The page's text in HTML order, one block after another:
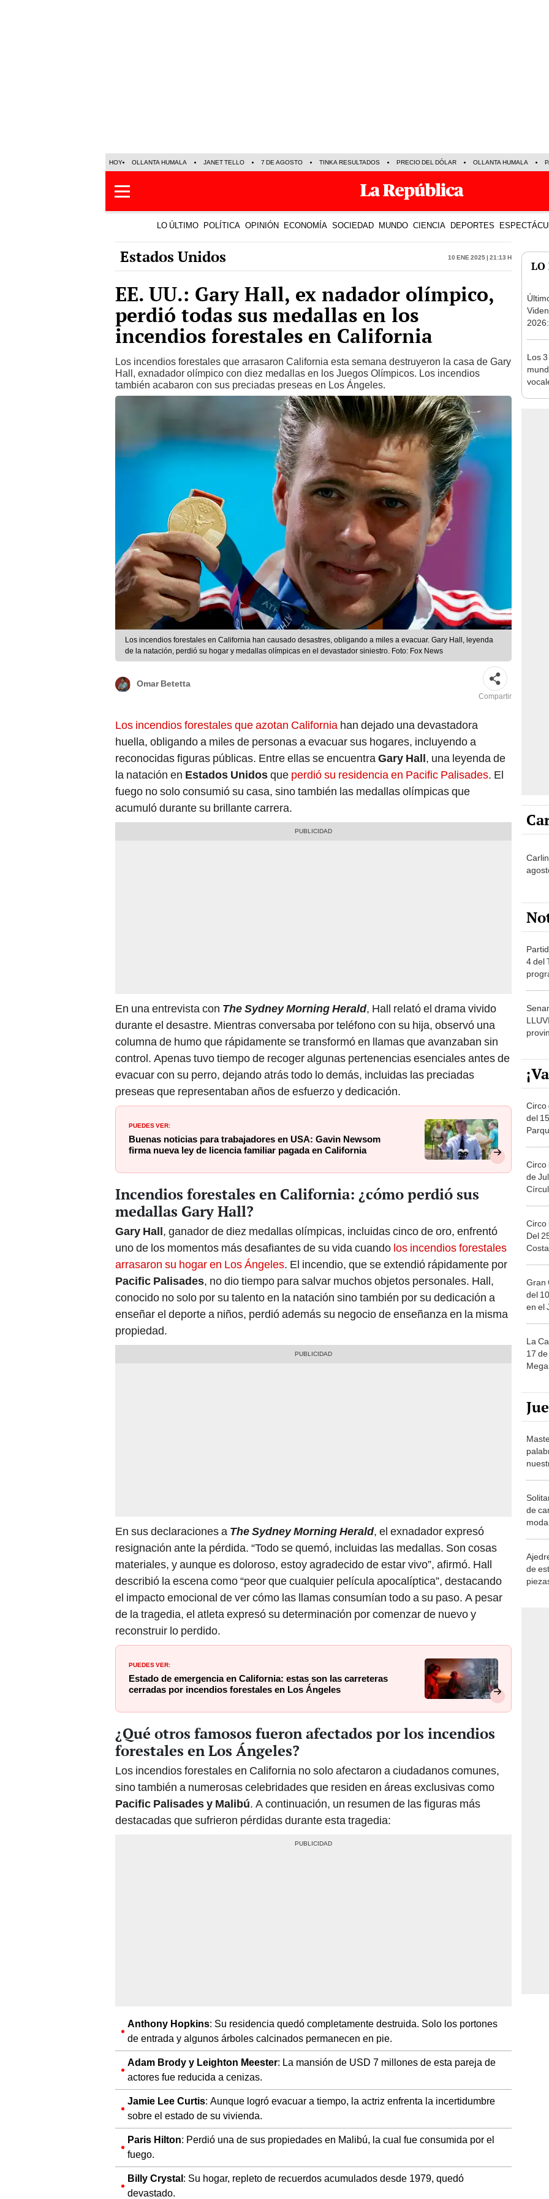
HOY OLLANTA HUMALA JANET TELLO 7 DE AGOSTO TINKA RESULTADOS PRECIO DEL DÓLAR OLLANTA HUMALA
LO ÚLTIMO POLÍTICA OPINIÓN ECONOMÍA SOCIEDAD MUNDO CIENCIA DEPORTES
Estados Unidos 10 Ene 2025 | 21:13 h
EE. UU.: Gary Hall, ex nadador olímpico,
perdió todas sus medallas en los
incendios forestales en California
Los incendios forestales que arrasaron California esta semana destruyeron la casa de Gary
Hall, exnadador olímpico con diez medallas en los Juegos Olímpicos. Los incendios
también acabaron con sus preciadas preseas en Los Ángeles.
Los incendios forestales en California han causado desastres, obligando a miles a evacuar. Gary Hall, leyenda
de la natación, perdió su hogar y medallas olímpicas en el devastador siniestro. Foto: Fox News
Omar Betetta
Compartir
Los incendios forestales que azotan California han dejado una devastadora
huella, obligando a miles de personas a evacuar sus hogares, incluyendo a
reconocidas figuras públicas. Entre ellas se encuentraGary Hall, una leyenda de
la natación en Estados Unidosque perdió su residencia en Pacific Palisades. El
fuego no solo consumió su casa, sino también las medallas olímpicas que
acumuló durante su brillante carrera.
En una entrevista con The Sydney Morning Herald, Hall relató el drama vivido
durante el desastre. Mientras conversaba por teléfono con su hija, observó una
columna de humo que rápidamente se transformó en llamas que avanzaban sin
control. Apenas tuvo tiempo de recoger algunas pertenencias esenciales antes de
evacuar con su perro, dejando atrás todo lo demás, incluidas las preciadas
preseas que representaban años de esfuerzo y dedicación.
PUEDES VER:
Buenas noticias para trabajadores en USA: Gavin Newsom
firma nueva ley de licencia familiar pagada en California
Incendios forestales en California: ¿cómo perdió sus
medallas Gary Hall?
Gary Hall, ganador de diez medallas olímpicas, incluidas cinco de oro, enfrentó
uno de los momentos más desafiantes de su vida cuando los incendios forestales
arrasaron su hogar en Los Ángeles. El incendio, que se extendió rápidamente por
Pacific Palisades, no dio tiempo para salvar muchos objetos personales. Hall,
conocido no solo por su talento en la natación sino también por su dedicación a
enseñar el deporte a niños, perdió además su negocio de enseñanza en la misma
propiedad.
En sus declaraciones a The Sydney Morning Herald, el exnadador expresó
resignación ante la pérdida. “Todo se quemó, incluidas las medallas. Son cosas
materiales, y aunque es doloroso, estoy agradecido de estar vivo”, afirmó. Hall
describió la escena como “peor que cualquier película apocalíptica”, destacando
el impacto emocional de ver cómo las llamas consumían todo a su paso. A pesar
de la tragedia, el atleta expresó su determinación por comenzar de nuevo y
reconstruir lo perdido.
PUEDES VER:
Estado de emergencia en California: estas son las carreteras
cerradas por incendios forestales en Los Ángeles
¿Qué otros famosos fueron afectados por los incendios
forestales en Los Ángeles?
Los incendios forestales en California no solo afectaron a ciudadanos comunes,
sino también a numerosas celebridades que residen en áreas exclusivas como
Pacific Palisades y Malibú. A continuación, un resumen de las figuras más
destacadas que sufrieron pérdidas durante esta tragedia:
Anthony Hopkins: Su residencia quedó completamente destruida. Solo los portones
de entrada y algunos árboles calcinados permanecen en pie.
Adam Brody y Leighton Meester: La mansión de USD 7 millones de esta pareja de
actores fue reducida a cenizas.
Jamie Lee Curtis: Aunque logró evacuar a tiempo, la actriz enfrenta la incertidumbre
sobre el estado de su vivienda.
Paris Hilton: Perdió una de sus propiedades en Malibú, la cual fue consumida por el
fuego.
Billy Crystal : Su hogar, repleto de recuerdos acumulados desde 1979, quedó
devastado.
LO
Los
4 del
Circo
del
Circo
de
Circo
Del
Gran
del
en el
La
17
de
de